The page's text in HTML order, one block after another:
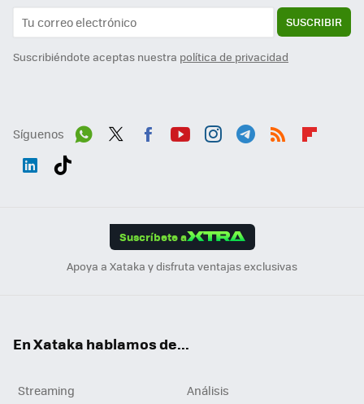
SUSCRIBIR
Suscribiéndote aceptas nuestra política de privacidad
Síguenos
Suscríbete a
Apoya a Xataka y disfruta ventajas exclusivas
En Xataka hablamos de...
Streaming
Análisis